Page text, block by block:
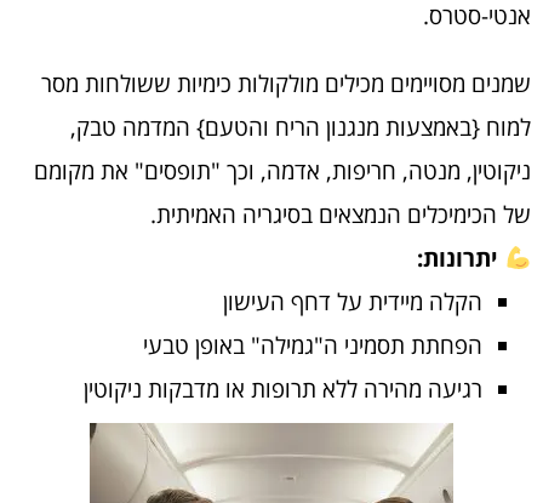
אנטי-סטרס.
שמנים מסויימים מכילים מולקולות כימיות ששולחות מסר
למוח {באמצעות מנגנון הריח והטעם} המדמה טבק,
ניקוטין, מנטה, חריפות, אדמה, וכך "תופסים" את מקומם
של הכימיכלים הנמצאים בסיגריה האמיתית.
יתרונות:
הקלה מיידית על דחף העישון
הפחתת תסמיני ה"גמילה" באופן טבעי
רגיעה מהירה ללא תרופות או מדבקות ניקוטין